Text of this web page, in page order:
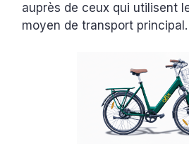
auprès de ceux qui utilisent
moyen de transport principal.